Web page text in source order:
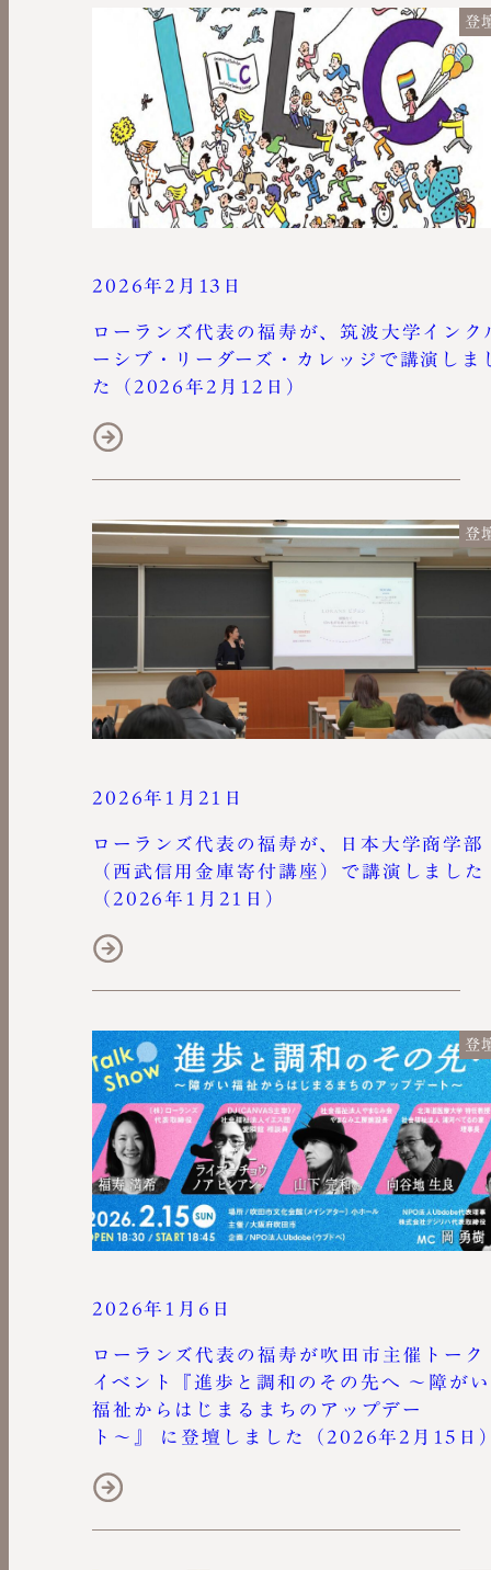
登
2026年2月13日
ローランズ代表の福寿が、筑波大学インク
ーシブ・リーダーズ・カレッジで講演しま
た（2026年2月12日）
登
2026年1月21日
ローランズ代表の福寿が、日本大学商学部
（西武信用金庫寄付講座）で講演しました
（2026年1月21日）
登
2026年1月6日
ローランズ代表の福寿が吹田市主催トーク
イベント『進歩と調和のその先へ ～障がい
福祉からはじまるまちのアップデー
ト〜』 に登壇しました（2026年2月15日